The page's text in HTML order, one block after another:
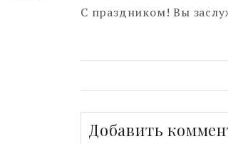
С праздником! Вы
Добавить